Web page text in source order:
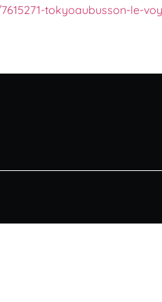
tokyoaubusson-le-